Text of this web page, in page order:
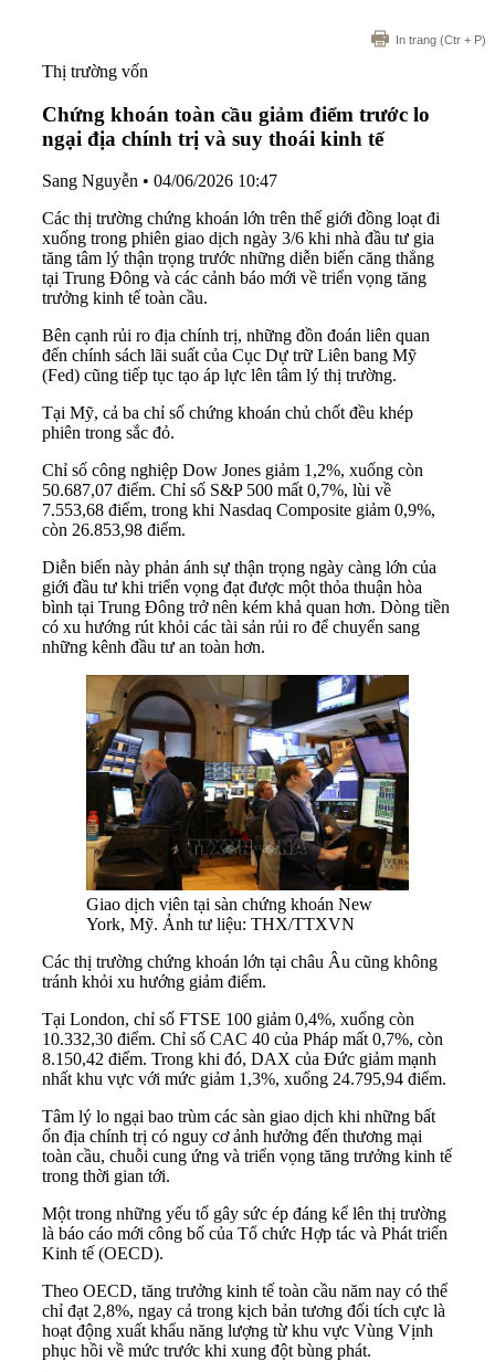
In trang (Ctr + P)
Thị trường vốn
Chứng khoán toàn cầu giảm điểm trước lo
ngại địa chính trị và suy thoái kinh tế
Sang Nguyễn • 04/06/2026 10:47
Các thị trường chứng khoán lớn trên thế giới đồng loạt đi
xuống trong phiên giao dịch ngày 3/6 khi nhà đầu tư gia
tăng tâm lý thận trọng trước những diễn biến căng thẳng
tại Trung Đông và các cảnh báo mới về triển vọng tăng
trưởng kinh tế toàn cầu.
Bên cạnh rủi ro địa chính trị, những đồn đoán liên quan
đến chính sách lãi suất của Cục Dự trữ Liên bang Mỹ
(Fed) cũng tiếp tục tạo áp lực lên tâm lý thị trường.
Tại Mỹ, cả ba chỉ số chứng khoán chủ chốt đều khép
phiên trong sắc đỏ.
Chỉ số công nghiệp Dow Jones giảm 1,2%, xuống còn
50.687,07 điểm. Chỉ số S&P 500 mất 0,7%, lùi về
7.553,68 điểm, trong khi Nasdaq Composite giảm 0,9%,
còn 26.853,98 điểm.
Diễn biến này phản ánh sự thận trọng ngày càng lớn của
giới đầu tư khi triển vọng đạt được một thỏa thuận hòa
bình tại Trung Đông trở nên kém khả quan hơn. Dòng tiền
có xu hướng rút khỏi các tài sản rủi ro để chuyển sang
những kênh đầu tư an toàn hơn.
Giao dịch viên tại sàn chứng khoán New
York, Mỹ. Ảnh tư liệu: THX/TTXVN
Các thị trường chứng khoán lớn tại châu Âu cũng không
tránh khỏi xu hướng giảm điểm.
Tại London, chỉ số FTSE 100 giảm 0,4%, xuống còn
10.332,30 điểm. Chỉ số CAC 40 của Pháp mất 0,7%, còn
8.150,42 điểm. Trong khi đó, DAX của Đức giảm mạnh
nhất khu vực với mức giảm 1,3%, xuống 24.795,94 điểm.
Tâm lý lo ngại bao trùm các sàn giao dịch khi những bất
ổn địa chính trị có nguy cơ ảnh hưởng đến thương mại
toàn cầu, chuỗi cung ứng và triển vọng tăng trưởng kinh tế
trong thời gian tới.
Một trong những yếu tố gây sức ép đáng kể lên thị trường
là báo cáo mới công bố của Tổ chức Hợp tác và Phát triển
Kinh tế (OECD).
Theo OECD, tăng trưởng kinh tế toàn cầu năm nay có thể
chỉ đạt 2,8%, ngay cả trong kịch bản tương đối tích cực là
hoạt động xuất khẩu năng lượng từ khu vực Vùng Vịnh
phục hồi về mức trước khi xung đột bùng phát.